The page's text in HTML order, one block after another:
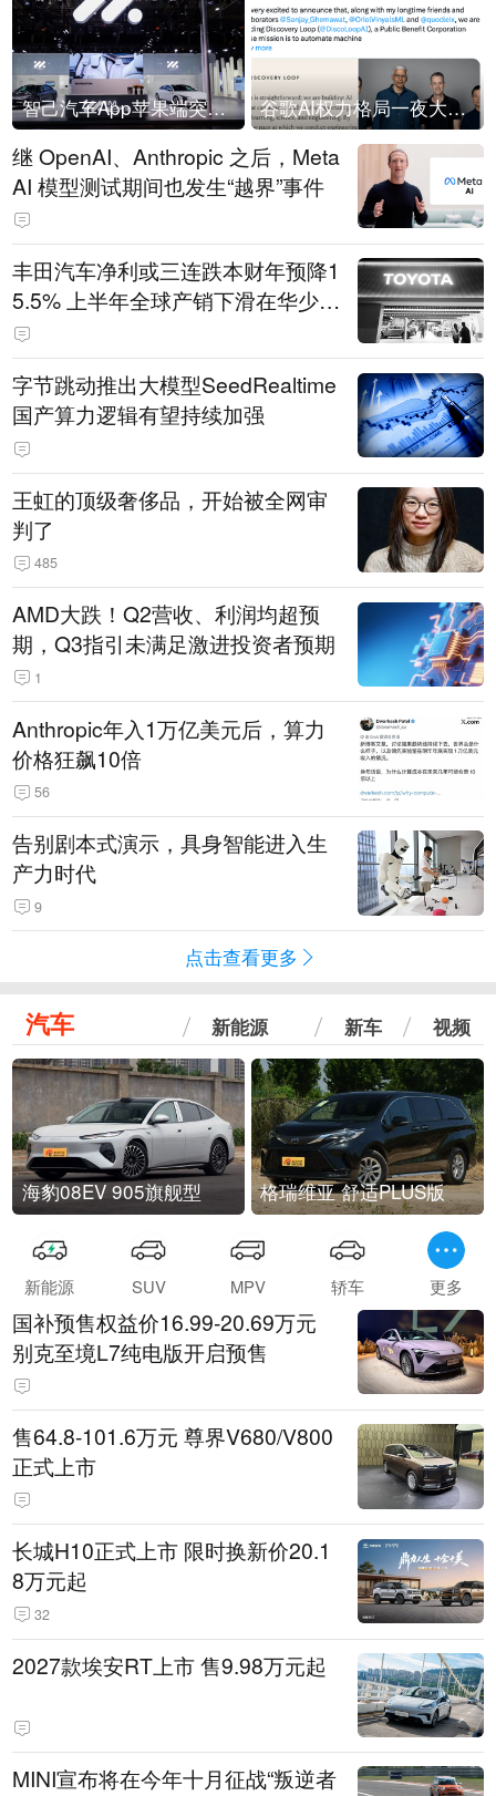
智己汽车App苹果端突然“下架” 谷歌AI权力格局一夜大洗牌
继 OpenAI、Anthropic 之后，Meta
AI 模型测试期间也发生“越界”事件
丰田汽车净利或三连跌本财年预降1
5.5% 上半年全球产销下滑在华少卖
14.3万辆
字节跳动推出大模型SeedRealtime
国产算力逻辑有望持续加强
王虹的顶级奢侈品，开始被全网审
判了
485
AMD大跌！Q2营收、利润均超预
期，Q3指引未满足激进投资者预期
1
Anthropic年入1万亿美元后，算力
价格狂飙10倍
56
告别剧本式演示，具身智能进入生
产力时代
9
点击查看更多
汽车 新能源 新车 视频
海豹08EV 905旗舰型 格瑞维亚 舒适PLUS版
新能源 SUV MPV 轿车 更多
国补预售权益价16.99-20.69万元
别克至境L7纯电版开启预售
售64.8-101.6万元 尊界V680/V800
正式上市
长城H10正式上市 限时换新价20.1
8万元起
32
2027款埃安RT上市 售9.98万元起
MINI宣布将在今年十月征战“叛逆者